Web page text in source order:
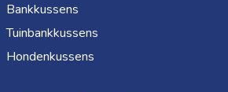
Bankkussens
Tuinbankkussens
Hondenkussens